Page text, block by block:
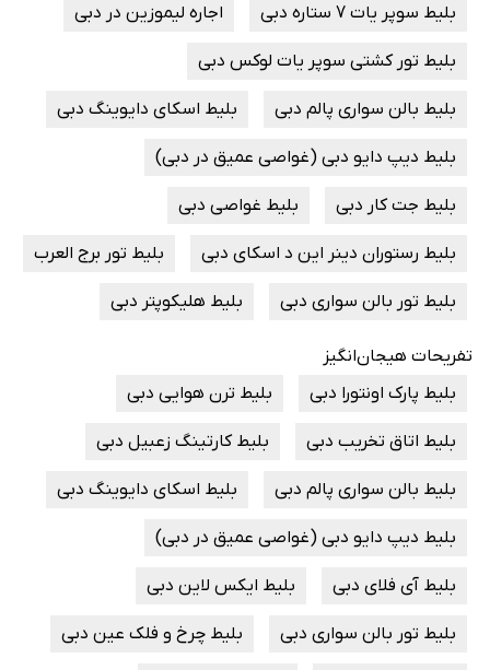
بلیط سوپر یات 7 ستاره دبی
اجاره لیموزین در دبی
بلیط تور کشتی سوپر یات لوکس دبی
بلیط بالن سواری پالم دبی بلیط اسکای دایوینگ دبی
بلیط دیپ دایو دبی (غواصی عمیق در دبی)
بلیط جت کار دبی بلیط غواصی دبی
بلیط رستوران دینر این د اسکای دبی بلیط تور برج العرب
بلیط تور بالن سواری دبی بلیط هلیکوپتر دبی
تفریحات هیجان‌انگیز
بلیط پارک اونتورا دبی
بلیط ترن هوایی دبی
بلیط اتاق تخریب دبی بلیط کارتینگ زعبیل دبی
بلیط بالن سواری پالم دبی بلیط اسکای دایوینگ دبی
بلیط دیپ دایو دبی (غواصی عمیق در دبی)
بلیط آی فلای دبی بلیط ایکس لاین دبی
بلیط تور بالن سواری دبی بلیط چرخ و فلک عین دبی